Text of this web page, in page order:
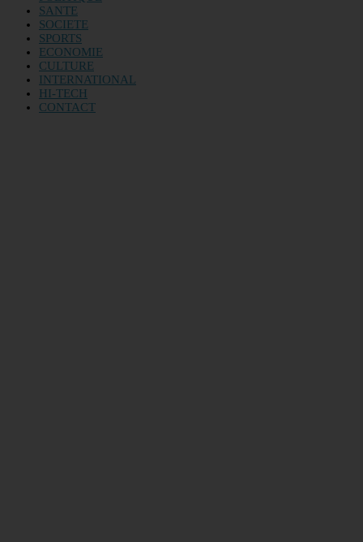
SANTE
SOCIETE
SPORTS
ECONOMIE
CULTURE
INTERNATIONAL
HI-TECH
CONTACT